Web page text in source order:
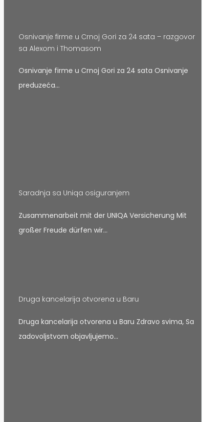
Osnivanje firme u Crnoj Gori za 24 sata – razgovor
sa Alexom i Thomasom
Osnivanje firme u Crnoj Gori za 24 sata Osnivanje
preduzeća…
Saradnja sa Uniqa osiguranjem
Zusammenarbeit mit der UNIQA Versicherung Mit
großer Freude dürfen wir…
Druga kancelarija otvorena u Baru
Druga kancelarija otvorena u Baru Zdravo svima, Sa
zadovoljstvom objavljujemo…